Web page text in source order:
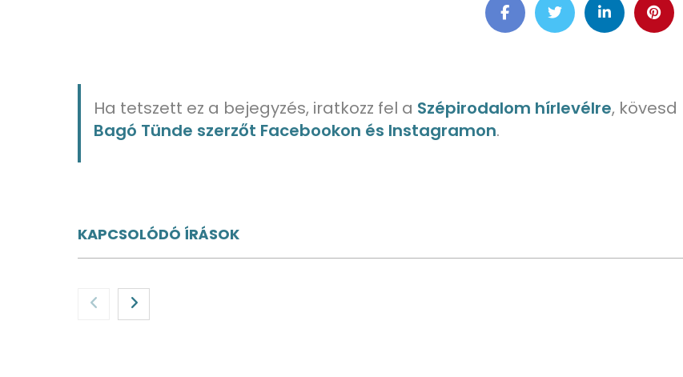
Ha tetszett ez a bejegyzés, iratkozz fel a Szépirodalom hírlevélre, kövesd
Bagó Tünde szerzőt Facebookon és Instagramon.
KAPCSOLÓDÓ ÍRÁSOK